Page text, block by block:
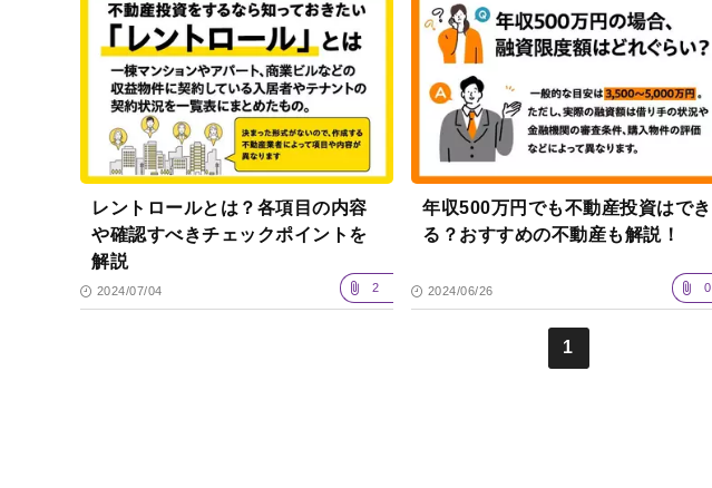
レントロールとは？各項目の内容
や確認すべきチェックポイントを
解説
2024/07/04 2
年収500万円でも不動産投資はでき
る？おすすめの不動産も解説！
2024/06/26 0
1